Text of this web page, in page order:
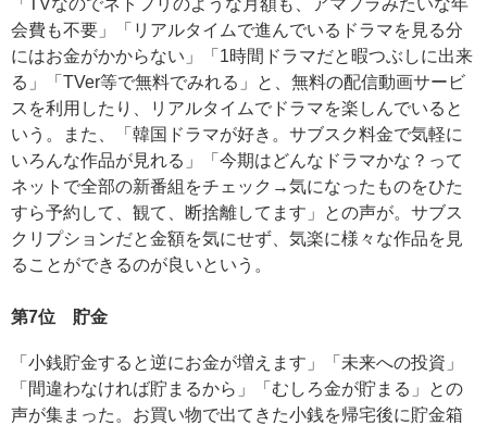
会費も不要」「リアルタイムで進んでいるドラマを見る分
にはお金がかからない」「1時間ドラマだと暇つぶしに出来
る」「TVer等で無料でみれる」と、無料の配信動画サービ
スを利用したり、リアルタイムでドラマを楽しんでいると
いう。また、「韓国ドラマが好き。サブスク料金で気軽に
いろんな作品が見れる」「今期はどんなドラマかな？って
ネットで全部の新番組をチェック→気になったものをひた
すら予約して、観て、断捨離してます」との声が。サブス
クリプションだと金額を気にせず、気楽に様々な作品を見
ることができるのが良いという。
第7位 貯金
「小銭貯金すると逆にお金が増えます」「未来への投資」
「間違わなければ貯まるから」「むしろ金が貯まる」との
声が集まった。お買い物で出てきた小銭を帰宅後に貯金箱